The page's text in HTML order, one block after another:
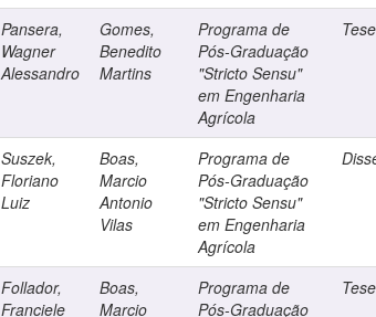
Pansera,
Wagner
Alessandro
Gomes,
Benedito
Martins
Programa de
Pós-Graduação
"Stricto Sensu"
em Engenharia
Agrícola
Tese
Suszek,
Floriano
Luiz
Boas,
Marcio
Antonio
Vilas
Programa de
Pós-Graduação
"Stricto Sensu"
em Engenharia
Agrícola
Follador,
Franciele
Boas,
Marcio
Programa de
Pós-Graduação
Tese